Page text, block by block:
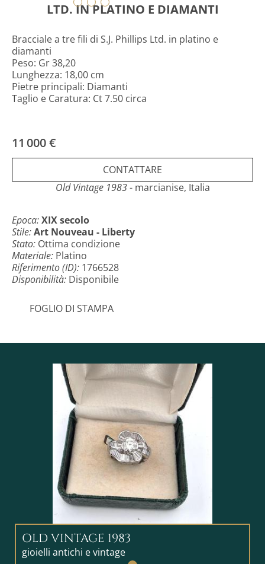
LTD. IN PLATINO E DIAMANTI
Bracciale a tre fili di S.J. Phillips Ltd. in platino e
diamanti
Peso: Gr 38,20
Lunghezza: 18,00 cm
Pietre principali: Diamanti
Taglio e Caratura: Ct 7.50 circa
11 000 €
CONTATTARE
Old Vintage 1983- marcianise, Italia
Epoca:XIX secolo
Stile:Art Nouveau - Liberty
Stato: Ottima condizione
Materiale: Platino
Riferimento (ID): 1766528
Disponibilità: Disponibile
FOGLIO DI STAMPA
OLD VINTAGE 1983
gioielli antichi e vintage